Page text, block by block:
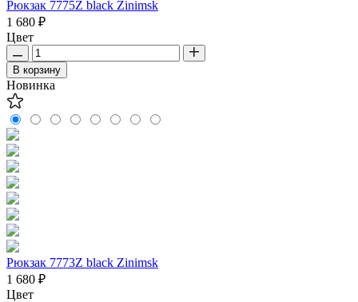
Рюкзак 7775Z black Zinimsk
1 680 ₽
Цвет
В корзину
Новинка
Рюкзак 7773Z black Zinimsk
1 680 ₽
Цвет